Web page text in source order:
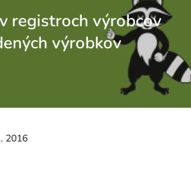
registroch výrobcov
výrobkov
2016